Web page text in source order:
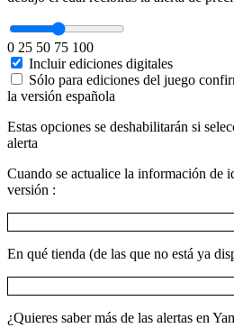
0 25 50 75 100
Incluir ediciones digitales
Sólo para ediciones del juego
la versión española
Estas opciones se deshabilitarán si
alerta
Cuando se actualice la información de
versión :
En qué tienda (de las que no está ya
¿Quieres saber más de las alertas en